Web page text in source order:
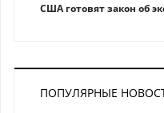
США готовят закон об
ПОПУЛЯРНЫЕ